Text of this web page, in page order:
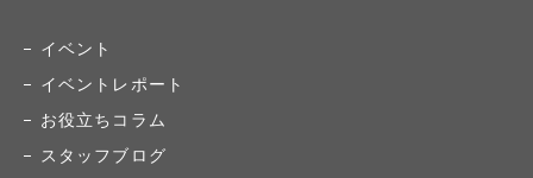
イベント
イベントレポート
お役立ちコラム
スタッフブログ